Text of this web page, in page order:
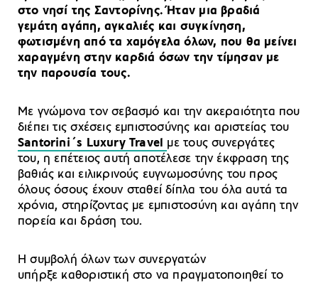
στο νησί της Σαντορίνης. Ήταν μια βραδιά
γεμάτη αγάπη, αγκαλιές και συγκίνηση,
φωτισμένη από τα χαμόγελα όλων, που θα μείνει
χαραγμένη στην καρδιά όσων την τίμησαν με
την παρουσία τους.
Με γνώμονα τον σεβασμό και την ακεραιότητα που
διέπει τις σχέσεις εμπιστοσύνης και αριστείας του
Santorini΄s Luxury Travel με τους συνεργάτες
του, η επέτειος αυτή αποτέλεσε την έκφραση της
βαθιάς και ειλικρινούς ευγνωμοσύνης του προς
όλους όσους έχουν σταθεί δίπλα του όλα αυτά τα
χρόνια, στηρίζοντας με εμπιστοσύνη και αγάπη την
πορεία και δράση του.
Η συμβολή όλων των συνεργατών
υπήρξε καθοριστική στο να πραγματοποιηθεί το